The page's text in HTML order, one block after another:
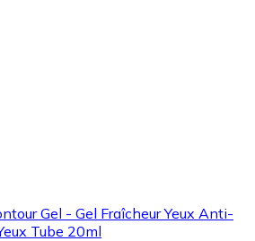
Gel - Gel Fraîcheur Yeux Anti-
Tube 20ml